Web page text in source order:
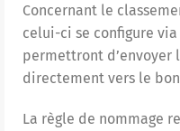
Concernant le
celui-ci se configure
permettront d’envoyer
directement vers le
La règle de nommage